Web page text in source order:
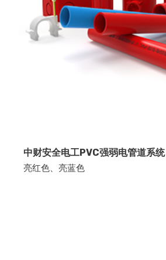
中财安全电工PVC强弱电管道系统
亮红色、亮蓝色